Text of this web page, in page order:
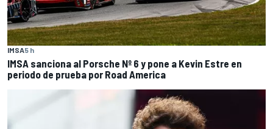
IMSA5 h
IMSA sanciona al Porsche Nº 6 y pone a Kevin Estre en
periodo de prueba por Road America